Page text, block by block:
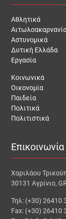
Αθλητικά
Αστυνομικά
Δυτική Ελλάδα
Εργασία
Κοινωνικά
Οικονομία
Παιδεία
Πολιτικά
Πολιτιστικά
Επικοινωνία
Χαριλάου
30131 Αγρίνιο,
Τηλ: (+30) 26410
Fax: (+30) 26410